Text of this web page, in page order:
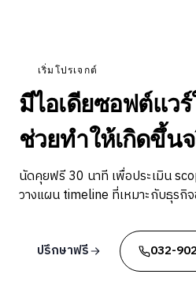
เริ่มโปรเจกต์
มีไอเดียซอฟต์แวร์
ช่วยทำให้เกิดขึ้น
นัดคุยฟรี 30 นาที เพื่อประเมิน
วางแผน timeline ที่เหมาะกับธุรกิ
ปรึกษาฟรี 032-